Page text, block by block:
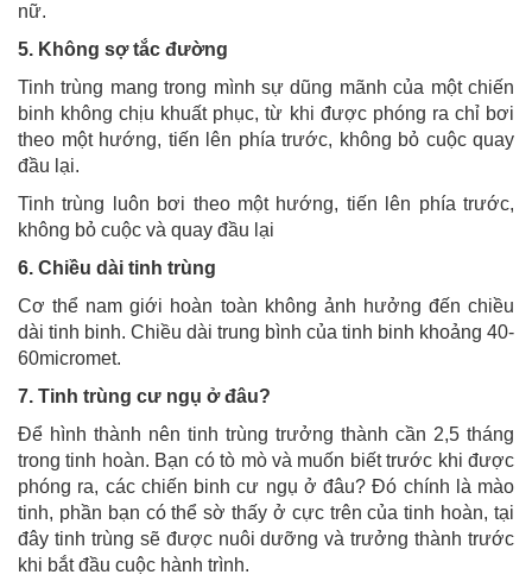
nữ.
5. Không sợ tắc đường
Tinh trùng mang trong mình sự dũng mãnh của một chiến
binh không chịu khuất phục, từ khi được phóng ra chỉ bơi
theo một hướng, tiến lên phía trước, không bỏ cuộc quay
đầu lại.
Tinh trùng luôn bơi theo một hướng, tiến lên phía trước,
không bỏ cuộc và quay đầu lại
6. Chiều dài tinh trùng
Cơ thể nam giới hoàn toàn không ảnh hưởng đến chiều
dài tinh binh. Chiều dài trung bình của tinh binh khoảng 40-
60micromet.
7. Tinh trùng cư ngụ ở đâu?
Để hình thành nên tinh trùng trưởng thành cần 2,5 tháng
trong tinh hoàn. Bạn có tò mò và muốn biết trước khi được
phóng ra, các chiến binh cư ngụ ở đâu? Đó chính là mào
tinh, phần bạn có thể sờ thấy ở cực trên của tinh hoàn, tại
đây tinh trùng sẽ được nuôi dưỡng và trưởng thành trước
khi bắt đầu cuộc hành trình.